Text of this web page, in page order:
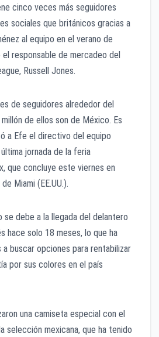
cinco veces más seguidores
sociales que británicos gracias a
al equipo en el verano de
responsable de mercadeo del
Russell Jones.
de seguidores alrededor del
de ellos son de México. Es
a Efe el directivo del equipo
jornada de la feria
que concluye este viernes en
Miami (EE.UU.).
se debe a la llegada del delantero
hace solo 18 meses, lo que ha
a buscar opciones para rentabilizar
por sus colores en el país
una camiseta especial con el
selección mexicana, que ha tenido